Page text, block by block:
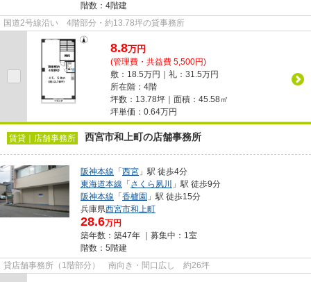
階数：4階建
国道2号線沿い 4階部分・約13.78坪の貸事務所
8.8万円
(管理費・共益費 5,500円)
敷：18.5万円｜礼：31.5万円
所在階：4階
坪数：13.78坪｜面積：45.58㎡
坪単価： 0.64万円
賃貸｜店舗事務所 西宮市和上町の店舗事務所
阪神本線 「 西宮 」駅 徒歩4分
東海道本線 「 さくら夙川
」駅 徒歩9分
阪神本線 「 香櫨園 」駅 徒歩15分
兵庫県西宮市和上町
28.6万円
築年数：築47年 ｜募集中： 1室
階数：5階建
貸店舗事務所（1階部分） 南向き・間口広し 約26坪